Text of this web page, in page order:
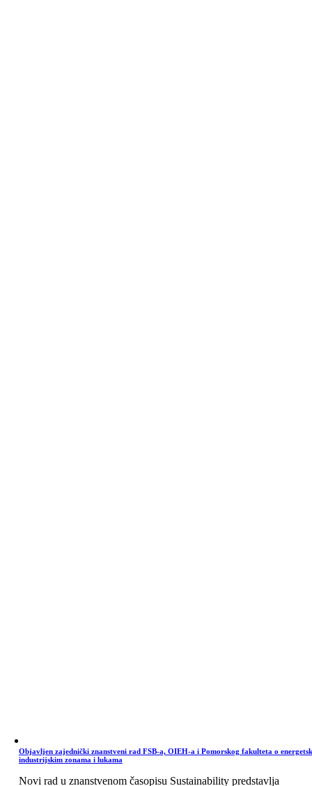
Objavljen zajednički znanstveni rad FSB-a, OIEH-a i Pomorskog fakulteta o
industrijskim zonama i lukama
Novi rad u znanstvenom časopisu Sustainability predstavlja